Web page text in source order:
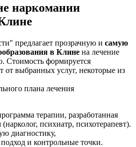
наркомании
предлагает прозрачную и самую
в Клине на лечение
Стоимость формируется
от выбранных услуг, некоторые из
плана лечения
терапии, разработанная
психиатр, психотерапевт).
диагностику,
и контрольные точки.